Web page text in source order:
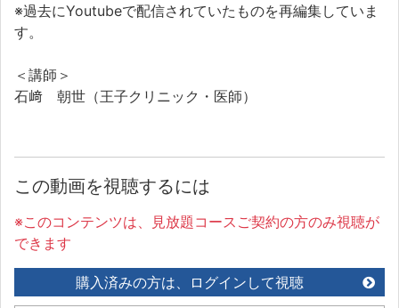
※過去にYoutubeで配信されていたものを再編集していま
す。
＜講師＞
石﨑 朝世（王子クリニック・医師）
この動画を視聴するには
※このコンテンツは、見放題コースご契約の方のみ視聴が
できます
購入済みの方は、ログインして視聴